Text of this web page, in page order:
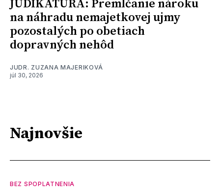
JUDIKATÚRA: Premlčanie nároku
na náhradu nemajetkovej ujmy
pozostalých po obetiach
dopravných nehôd
JUDR. ZUZANA MAJERIKOVÁ
júl 30, 2026
Najnovšie
BEZ SPOPLATNENIA